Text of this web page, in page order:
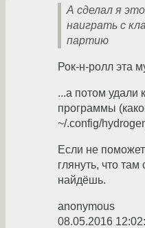
А сделал я
наиграть с
партию
Рок-н-ролл эта
...а потом удали
программы
~/.config/
Если не
глянуть, что
найдёшь.
anonymous
08.05.2016